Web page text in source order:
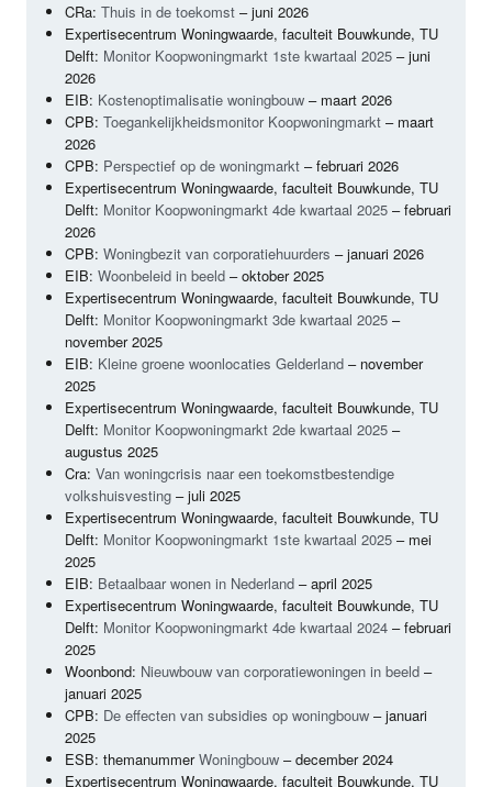
CRa:Thuis in de toekomst – juni 2026
Expertisecentrum Woningwaarde, faculteit Bouwkunde, TU
Delft: Monitor Koopwoningmarkt 1ste kwartaal 2025 – juni
2026
EIB: Kostenoptimalisatie woningbouw – maart 2026
CPB:Toegankelijkheidsmonitor Koopwoningmarkt – maart
2026
CPB: Perspectief op de woningmarkt – februari 2026
Expertisecentrum Woningwaarde, faculteit Bouwkunde, TU
Delft: Monitor Koopwoningmarkt 4de kwartaal 2025 – februari
2026
CPB:Woningbezit van corporatiehuurders – januari 2026
EIB:Woonbeleid in beeld – oktober 2025
Expertisecentrum Woningwaarde, faculteit Bouwkunde, TU
Delft: Monitor Koopwoningmarkt 3de kwartaal 2025 –
november 2025
EIB: Kleine groene woonlocaties Gelderland – november
2025
Expertisecentrum Woningwaarde, faculteit Bouwkunde, TU
Delft: Monitor Koopwoningmarkt 2de kwartaal 2025 –
augustus 2025
Cra:Van woningcrisis naar een toekomstbestendige
volkshuisvesting – juli 2025
Expertisecentrum Woningwaarde, faculteit Bouwkunde, TU
Delft: Monitor Koopwoningmarkt 1ste kwartaal 2025 – mei
2025
EIB: Betaalbaar wonen in Nederland – april 2025
Expertisecentrum Woningwaarde, faculteit Bouwkunde, TU
Delft: Monitor Koopwoningmarkt 4de kwartaal 2024 – februari
2025
Woonbond: Nieuwbouw van corporatiewoningen in beeld –
januari 2025
CPB: De effecten van subsidies op woningbouw – januari
2025
ESB: themanummerWoningbouw – december 2024
Expertisecentrum Woningwaarde, faculteit Bouwkunde, TU